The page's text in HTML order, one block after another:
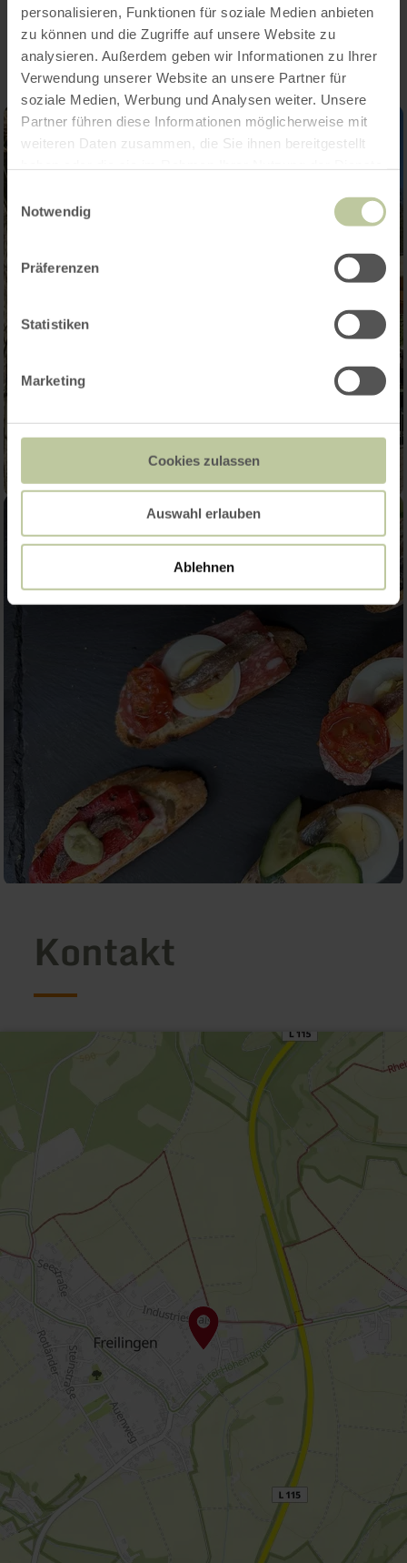
personalisieren, Funktionen für soziale Medien anbieten
zu können und die Zugriffe auf unsere Website zu
analysieren. Außerdem geben wir Informationen zu Ihrer
Verwendung unserer Website an unsere Partner für
soziale Medien, Werbung und Analysen weiter. Unsere
Partner führen diese Informationen möglicherweise mit
weiteren Daten zusammen, die Sie ihnen bereitgestellt
Notwendig
Präferenzen
Statistiken
Marketing
Cookies zulassen
Auswahl erlauben
Ablehnen
Impressionen
Kontakt